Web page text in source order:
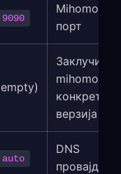
9090
Mihomo API
порт
Заклучи го
mihomo на
конкретна
верзија
auto
DNS
провајдер